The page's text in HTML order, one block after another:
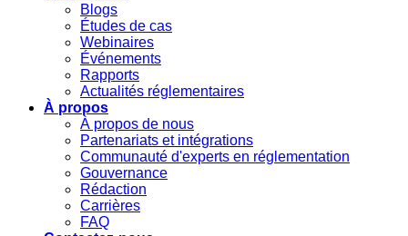
Blogs
Études de cas
Webinaires
Événements
Rapports
Actualités réglementaires
À propos
À propos de nous
Partenariats et intégrations
Communauté d'experts en réglementation
Gouvernance
Rédaction
Carrières
FAQ